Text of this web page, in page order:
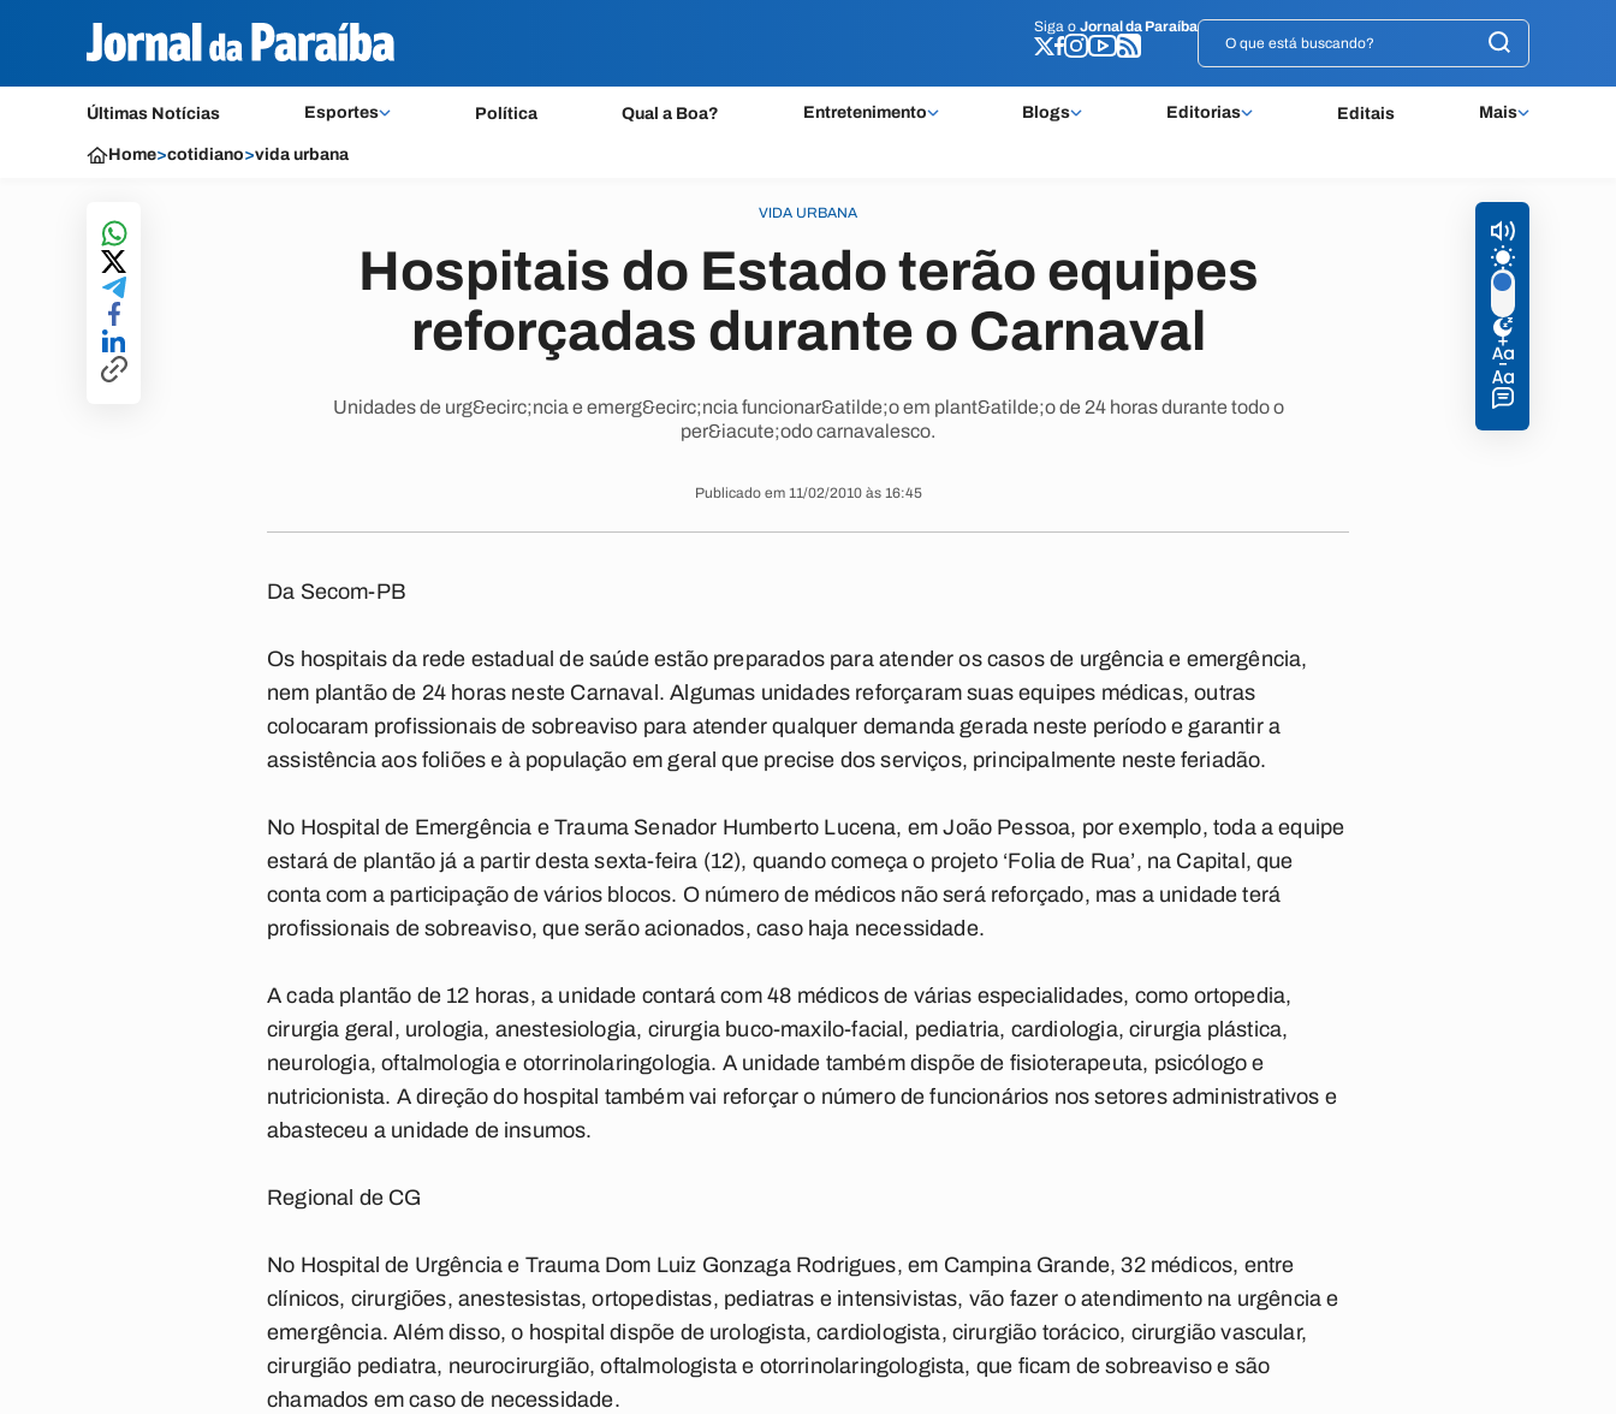
Siga o Jornal da Paraíba
Últimas Notícias Esportes Política Qual a Boa? Entretenimento Blogs Editorias Editais Mais
Siga o Jornal da Paraíba
Home>cotidiano>vida urbana
VIDA URBANA
Hospitais do Estado terão equipes
reforçadas durante o Carnaval
Unidades de urg&ecirc;ncia e emerg&ecirc;ncia funcionar&atilde;o em plant&atilde;o de 24 horas durante todo o
per&iacute;odo carnavalesco.
Publicado em 11/02/2010 às 16:45
Da Secom-PB
Os hospitais da rede estadual de saúde estão preparados para atender os casos de urgência e emergência,
nem plantão de 24 horas neste Carnaval. Algumas unidades reforçaram suas equipes médicas, outras
colocaram profissionais de sobreaviso para atender qualquer demanda gerada neste período e garantir a
assistência aos foliões e à população em geral que precise dos serviços, principalmente neste feriadão.
No Hospital de Emergência e Trauma Senador Humberto Lucena, em João Pessoa, por exemplo, toda a equipe
estará de plantão já a partir desta sexta-feira (12), quando começa o projeto ‘Folia de Rua’, na Capital, que
conta com a participação de vários blocos. O número de médicos não será reforçado, mas a unidade terá
profissionais de sobreaviso, que serão acionados, caso haja necessidade.
A cada plantão de 12 horas, a unidade contará com 48 médicos de várias especialidades, como ortopedia,
cirurgia geral, urologia, anestesiologia, cirurgia buco-maxilo-facial, pediatria, cardiologia, cirurgia plástica,
neurologia, oftalmologia e otorrinolaringologia. A unidade também dispõe de fisioterapeuta, psicólogo e
nutricionista. A direção do hospital também vai reforçar o número de funcionários nos setores administrativos e
abasteceu a unidade de insumos.
Regional de CG
No Hospital de Urgência e Trauma Dom Luiz Gonzaga Rodrigues, em Campina Grande, 32 médicos, entre
clínicos, cirurgiões, anestesistas, ortopedistas, pediatras e intensivistas, vão fazer o atendimento na urgência e
emergência. Além disso, o hospital dispõe de urologista, cardiologista, cirurgião torácico, cirurgião vascular,
cirurgião pediatra, neurocirurgião, oftalmologista e otorrinolaringologista, que ficam de sobreaviso e são
chamados em caso de necessidade.